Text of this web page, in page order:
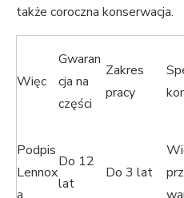
także coroczna konserwacja.
Więc
Gwaran
cja na
części
Zakres
pracy
Podpis
Lennox
Do 12
lat
Do 3 lat